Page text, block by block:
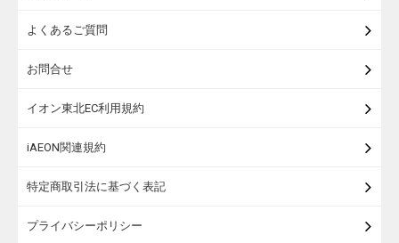
よくあるご質問
お問合せ
イオン東北EC利用規約
iAEON関連規約
特定商取引法に基づく表記
プライバシーポリシー